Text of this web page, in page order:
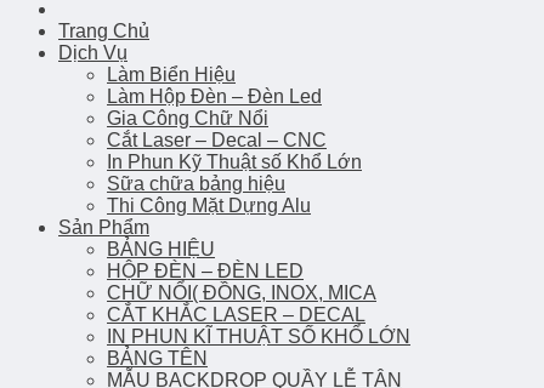
Trang Chủ
Dịch Vụ
Làm Biển Hiệu
Làm Hộp Đèn – Đèn Led
Gia Công Chữ Nổi
Cắt Laser – Decal – CNC
In Phun Kỹ Thuật số Khổ Lớn
Sữa chữa bảng hiệu
Thi Công Mặt Dựng Alu
Sản Phẩm
BẢNG HIỆU
HỘP ĐÈN – ĐÈN LED
CHỮ NỔI( ĐỒNG, INOX, MICA
CẮT KHẮC LASER – DECAL
IN PHUN KĨ THUẬT SỐ KHỔ LỚN
BẢNG TÊN
MẪU BACKDROP QUẦY LỄ TÂN